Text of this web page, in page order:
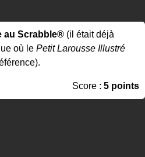
au Scrabble® (il était déjà
où le Petit Larousse Illustré
Score : 5 points